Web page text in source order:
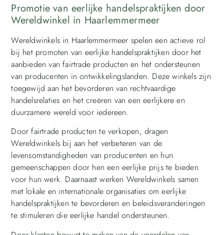
Promotie van eerlijke handelspraktijken door
Wereldwinkel in Haarlemmermeer
Wereldwinkels in Haarlemmermeer spelen een actieve rol
bij het promoten van eerlijke handelspraktijken door het
aanbieden van fairtrade producten en het ondersteunen
van producenten in ontwikkelingslanden. Deze winkels zijn
toegewijd aan het bevorderen van rechtvaardige
handelsrelaties en het creëren van een eerlijkere en
duurzamere wereld voor iedereen.
Door fairtrade producten te verkopen, dragen
Wereldwinkels bij aan het verbeteren van de
levensomstandigheden van producenten en hun
gemeenschappen door hen een eerlijke prijs te bieden
voor hun werk. Daarnaast werken Wereldwinkels samen
met lokale en internationale organisaties om eerlijke
handelspraktijken te bevorderen en beleidsveranderingen
te stimuleren die eerlijke handel ondersteunen.